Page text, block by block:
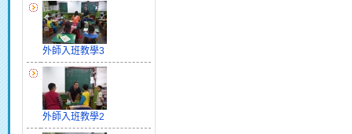
外師入班教學3
外師入班教學2